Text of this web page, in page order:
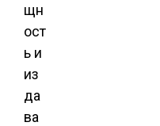
щн
ост
ь и
из
да
ва